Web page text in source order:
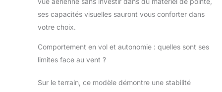
ses capacités visuelles sauront vous conforter dans
votre choix.
Comportement en vol et autonomie : quelles sont ses
limites face au vent ?
Sur le terrain, ce modèle démontre une stabilité